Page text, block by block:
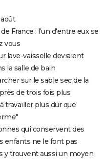
France : l'un d'entre eux se
vous
lave-vaisselle devraient
la salle de bain
sur le sable sec de la
de trois fois plus
travailler plus dur que
qui conservent des
enfants ne le font pas
y trouvent aussi un moyen